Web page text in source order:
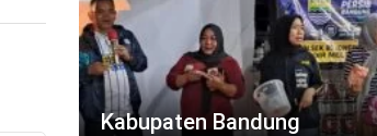
Kabupaten Bandung